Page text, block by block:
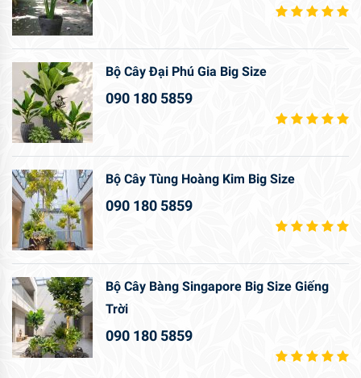
Bộ Cây Đại Phú Gia Big Size
090 180 5859
Bộ Cây Tùng Hoàng Kim Big Size
090 180 5859
Bộ Cây Bàng Singapore Big Size Giếng
Trời
090 180 5859